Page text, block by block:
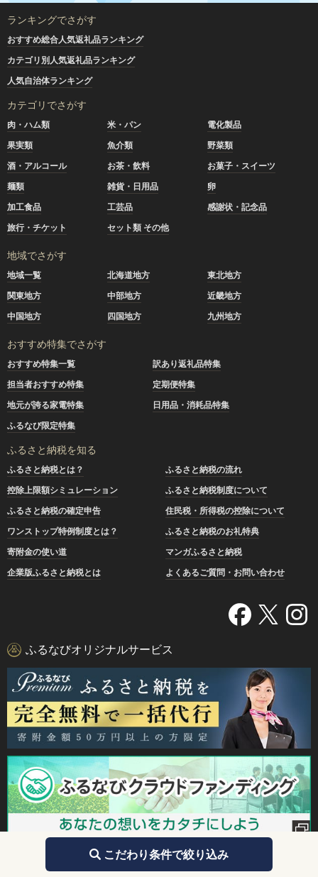
こだわり条件で絞り込み
ランキングでさがす
おすすめ総合人気返礼品ランキング
カテゴリ別人気返礼品ランキング
人気自治体ランキング
カテゴリでさがす
肉・ハム類 米・パン
電化製品
果実類
魚介類
野菜類
酒・アルコール
お茶・飲料
お菓子・スイーツ
麺類
雑貨・日用品
卵
加工食品
工芸品
感謝状・記念品
旅行・チケット
セット類 その他
地域でさがす
地域一覧 北海道地方
東北地方
関東地方
中部地方
近畿地方
中国地方
四国地方 九州地方
おすすめ特集でさがす
おすすめ特集一覧
訳あり返礼品特集
担当者おすすめ特集
定期便特集
地元が誇る家電特集
日用品・消耗品特集
ふるなび限定特集
ふるさと納税を知る
ふるさと納税とは？
ふるさと納税の流れ
控除上限額シミュレーション
ふるさと納税制度について
ふるさと納税の確定申告
住民税・所得税の控除について
ワンストップ特例制度とは？
ふるさと納税のお礼特典
寄附金の使い道
マンガふるさと納税
企業版ふるさと納税とは
よくあるご質問・お問い合わせ
ふるなびオリジナルサービス